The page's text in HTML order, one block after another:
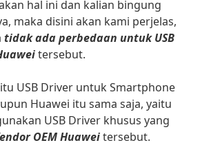
hal ini dan kalian bingung
maka disini akan kami perjelas,
tidak ada perbedaan untuk USB
tersebut.
USB Driver untuk Smartphone
Huawei itu sama saja, yaitu
USB Driver khusus yang
OEM Huaweitersebut.